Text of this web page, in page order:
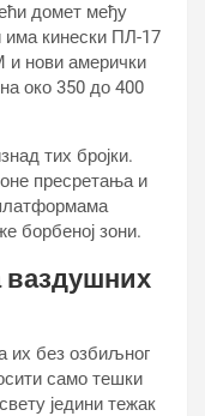
домет међу
има кинески ПЛ-17
и нови амерички
око 350 до 400
тих бројки.
пресретања и
борбеној зони.
ваздушних
их без озбиљног
само тешки
једини тежак